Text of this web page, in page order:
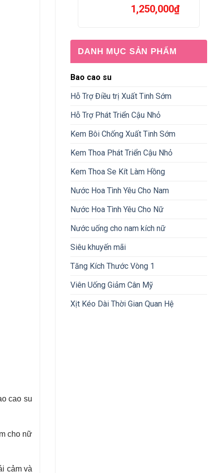
1,250,000₫
DANH MỤC SẢN PHẨM
Bao cao su
Hỗ Trợ Điều trị Xuất Tinh Sớm
Hỗ Trợ Phát Triển Cậu Nhỏ
Kem Bôi Chống Xuất Tinh Sớm
Kem Thoa Phát Triển Cậu Nhỏ
Kem Thoa Se Kít Làm Hồng
Nước Hoa Tình Yêu Cho Nam
Nước Hoa Tình Yêu Cho Nữ
Nước uống cho nam kích nữ
Siêu khuyến mãi
Tăng Kích Thước Vòng 1
Viên Uống Giảm Cân Mỹ
Xịt Kéo Dài Thời Gian Quan Hệ
cao su
cho nữ
cảm và